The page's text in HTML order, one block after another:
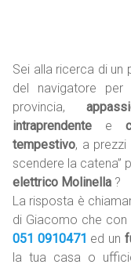
Sei alla ricerca di un
del navigatore
provincia,
intraprendente e
tempestivo, a prezzi
scendere la catena”
elettrico Molinella ?
La risposta è
di Giacomo che con
051 0910471 ed un
la tua casa o